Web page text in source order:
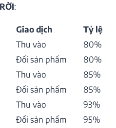
:
Giao dịch Tỷ lệ
Thu vào
80%
Đổi sản phẩm
80%
Thu vào
85%
Đổi sản phẩm
85%
Thu vào
93%
Đổi sản phẩm
95%